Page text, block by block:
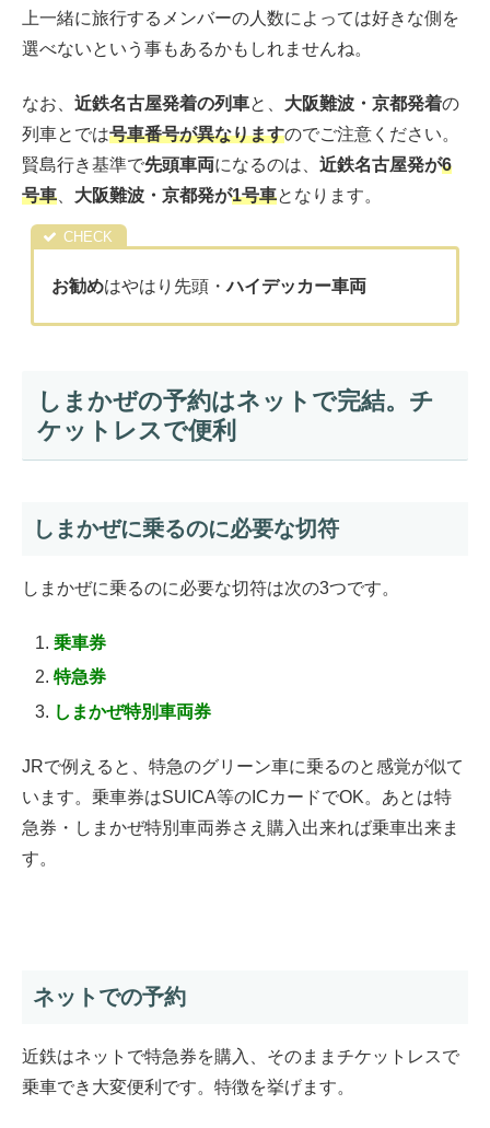
上一緒に旅行するメンバーの人数によっては好きな側を
選べないという事もあるかもしれませんね。
なお、 近鉄名古屋発着の列車と、 大阪難波・京都発着の
列車とでは号車番号が異なりますのでご注意ください。
賢島行き基準で先頭車両になるのは、 近鉄名古屋発が6
号車、 大阪難波・京都発が1号車となります。
お勧めはやはり先頭・ハイデッカー車両
しまかぜの予約はネットで完結。チ
ケットレスで便利
しまかぜに乗るのに必要な切符
しまかぜに乗るのに必要な切符は次の3つです。
乗車券
特急券
しまかぜ特別車両券
JRで例えると、特急のグリーン車に乗るのと感覚が似て
います。乗車券はSUICA等のICカードでOK。あとは特
急券・しまかぜ特別車両券さえ購入出来れば乗車出来ま
す。
ネットでの予約
近鉄はネットで特急券を購入、そのままチケットレスで
乗車でき大変便利です。特徴を挙げます。